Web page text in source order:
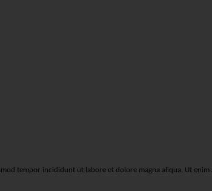
tempor incididunt ut labore et dolore magna aliqua. Ut enim